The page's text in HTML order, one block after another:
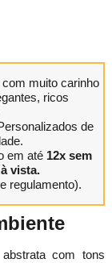
muito carinho
ricos
de
em até 12x sem
vista.
regulamento).
com tons